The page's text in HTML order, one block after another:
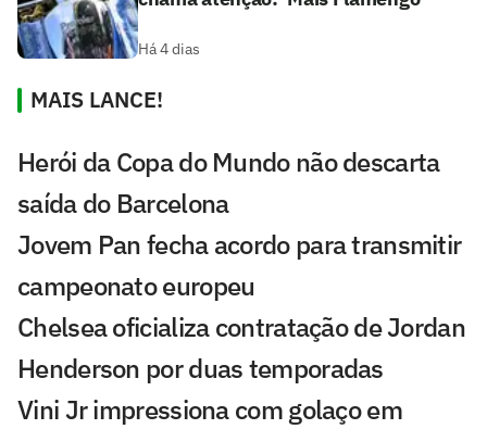
Há 4 dias
MAIS LANCE!
Herói da Copa do Mundo não descarta
saída do Barcelona
Jovem Pan fecha acordo para transmitir
campeonato europeu
Chelsea oficializa contratação de Jordan
Henderson por duas temporadas
Vini Jr impressiona com golaço em